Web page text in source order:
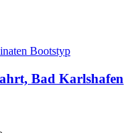
Bootstyp
Bad Karlshafen